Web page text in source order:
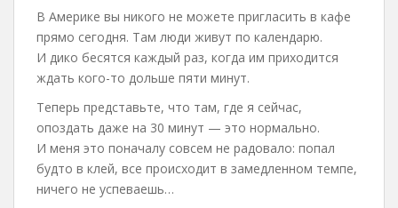
В Америке вы никого не можете пригласить в кафе
прямо сегодня. Там люди живут по календарю.
И дико бесятся каждый раз, когда им приходится
ждать кого-то дольше пяти минут.
Теперь представьте, что там, где я сейчас,
опоздать даже на 30 минут — это нормально.
И меня это поначалу совсем не радовало: попал
будто в клей, все происходит в замедленном темпе,
ничего не успеваешь…